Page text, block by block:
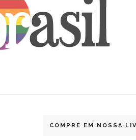
COMPRE EM NOSSA